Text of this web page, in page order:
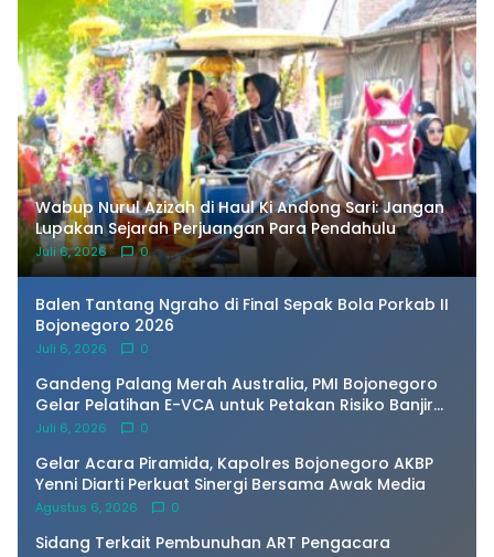
Wabup Nurul Azizah di Haul Ki Andong Sari: Jangan
Lupakan Sejarah Perjuangan Para Pendahulu
Juli 6, 2026 0
Balen Tantang Ngraho di Final Sepak Bola Porkab II
Bojonegoro 2026
Juli 6, 2026 0
Gandeng Palang Merah Australia, PMI Bojonegoro
Gelar Pelatihan E-VCA untuk Petakan Risiko Banjir
Bengawan Solo
Juli 6, 2026 0
Gelar Acara Piramida, Kapolres Bojonegoro AKBP
Yenni Diarti Perkuat Sinergi Bersama Awak Media
Agustus 6, 2026 0
Sidang Terkait Pembunuhan ART Pengacara